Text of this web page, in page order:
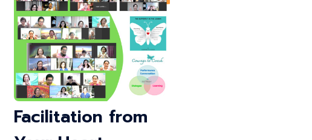
Facilitation from